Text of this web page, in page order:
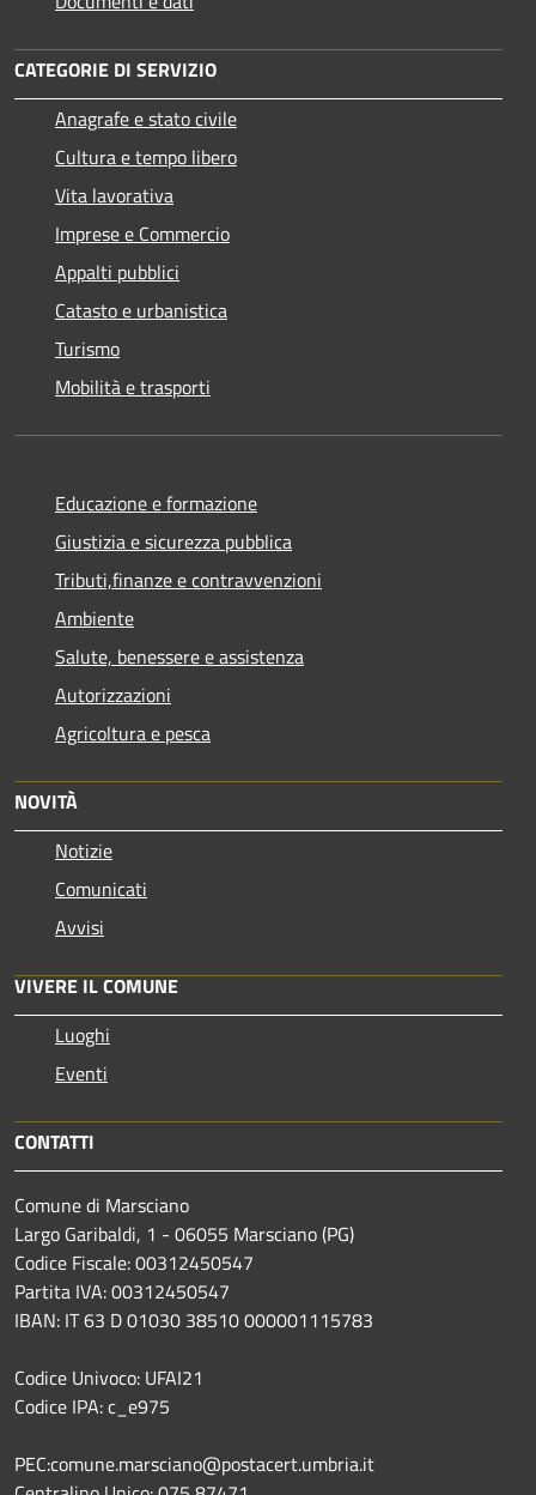
CATEGORIE DI SERVIZIO
Anagrafe e stato civile
Cultura e tempo libero
Vita lavorativa
Imprese e Commercio
Appalti pubblici
Catasto e urbanistica
Turismo
Mobilità e trasporti
Educazione e formazione
Giustizia e sicurezza pubblica
Tributi,finanze e contravvenzioni
Ambiente
Salute, benessere e assistenza
Autorizzazioni
Agricoltura e pesca
NOVITÀ
Notizie
Comunicati
Avvisi
VIVERE IL COMUNE
Luoghi
Eventi
CONTATTI
Comune di Marsciano
Largo Garibaldi, 1 - 06055 Marsciano (PG)
Codice Fiscale: 00312450547
Partita IVA: 00312450547
IBAN: IT 63 D 01030 38510 000001115783
Codice Univoco: UFAI21
Codice IPA: c_e975
PEC:comune.marsciano@postacert.umbria.it